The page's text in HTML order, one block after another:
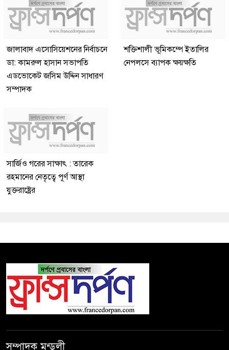
জালাবাদ এসোসিয়েশনের নির্বাচনে
ডা: কামরুল হাসান সভাপতি
এডভোকেট জসিম উদ্দিন সাধারণ
সম্পাদক
শক্তিশালী ভূমিকম্পে ইতালির
নেপলসে ব্যাপক ক্ষয়ক্ষতি
সার্জিও গরের সাক্ষাৎ : তারেক
রহমানের নেতৃত্বে পূর্ণ আস্থা
যুক্তরাষ্ট্রের
সম্পাদক মন্ডলী